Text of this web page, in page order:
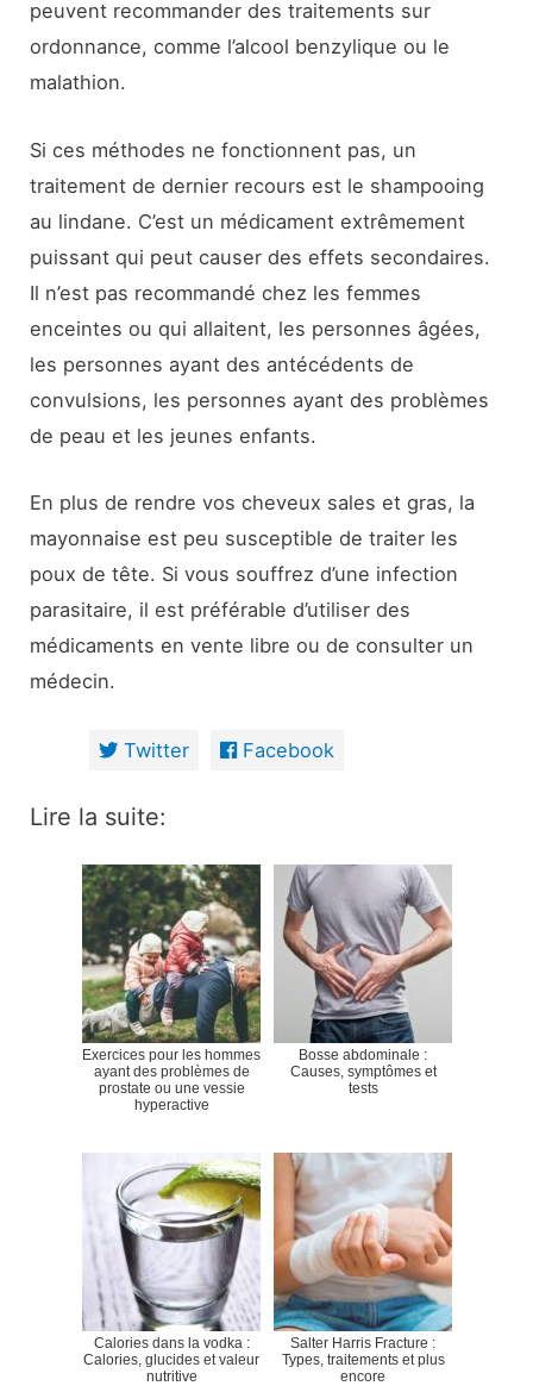
peuvent recommander des traitements sur
ordonnance, comme l’alcool benzylique ou le
malathion.
Si ces méthodes ne fonctionnent pas, un
traitement de dernier recours est le shampooing
au lindane. C’est un médicament extrêmement
puissant qui peut causer des effets secondaires.
Il n’est pas recommandé chez les femmes
enceintes ou qui allaitent, les personnes âgées,
les personnes ayant des antécédents de
convulsions, les personnes ayant des problèmes
de peau et les jeunes enfants.
En plus de rendre vos cheveux sales et gras, la
mayonnaise est peu susceptible de traiter les
poux de tête. Si vous souffrez d’une infection
parasitaire, il est préférable d’utiliser des
médicaments en vente libre ou de consulter un
médecin.
Twitter Facebook
Lire la suite:
Exercices pour les hommes
ayant des problèmes de
prostate ou une vessie
hyperactive
Bosse abdominale :
Causes, symptômes et
tests
Calories dans la vodka :
Calories, glucides et valeur
nutritive
Salter Harris Fracture :
Types, traitements et plus
encore